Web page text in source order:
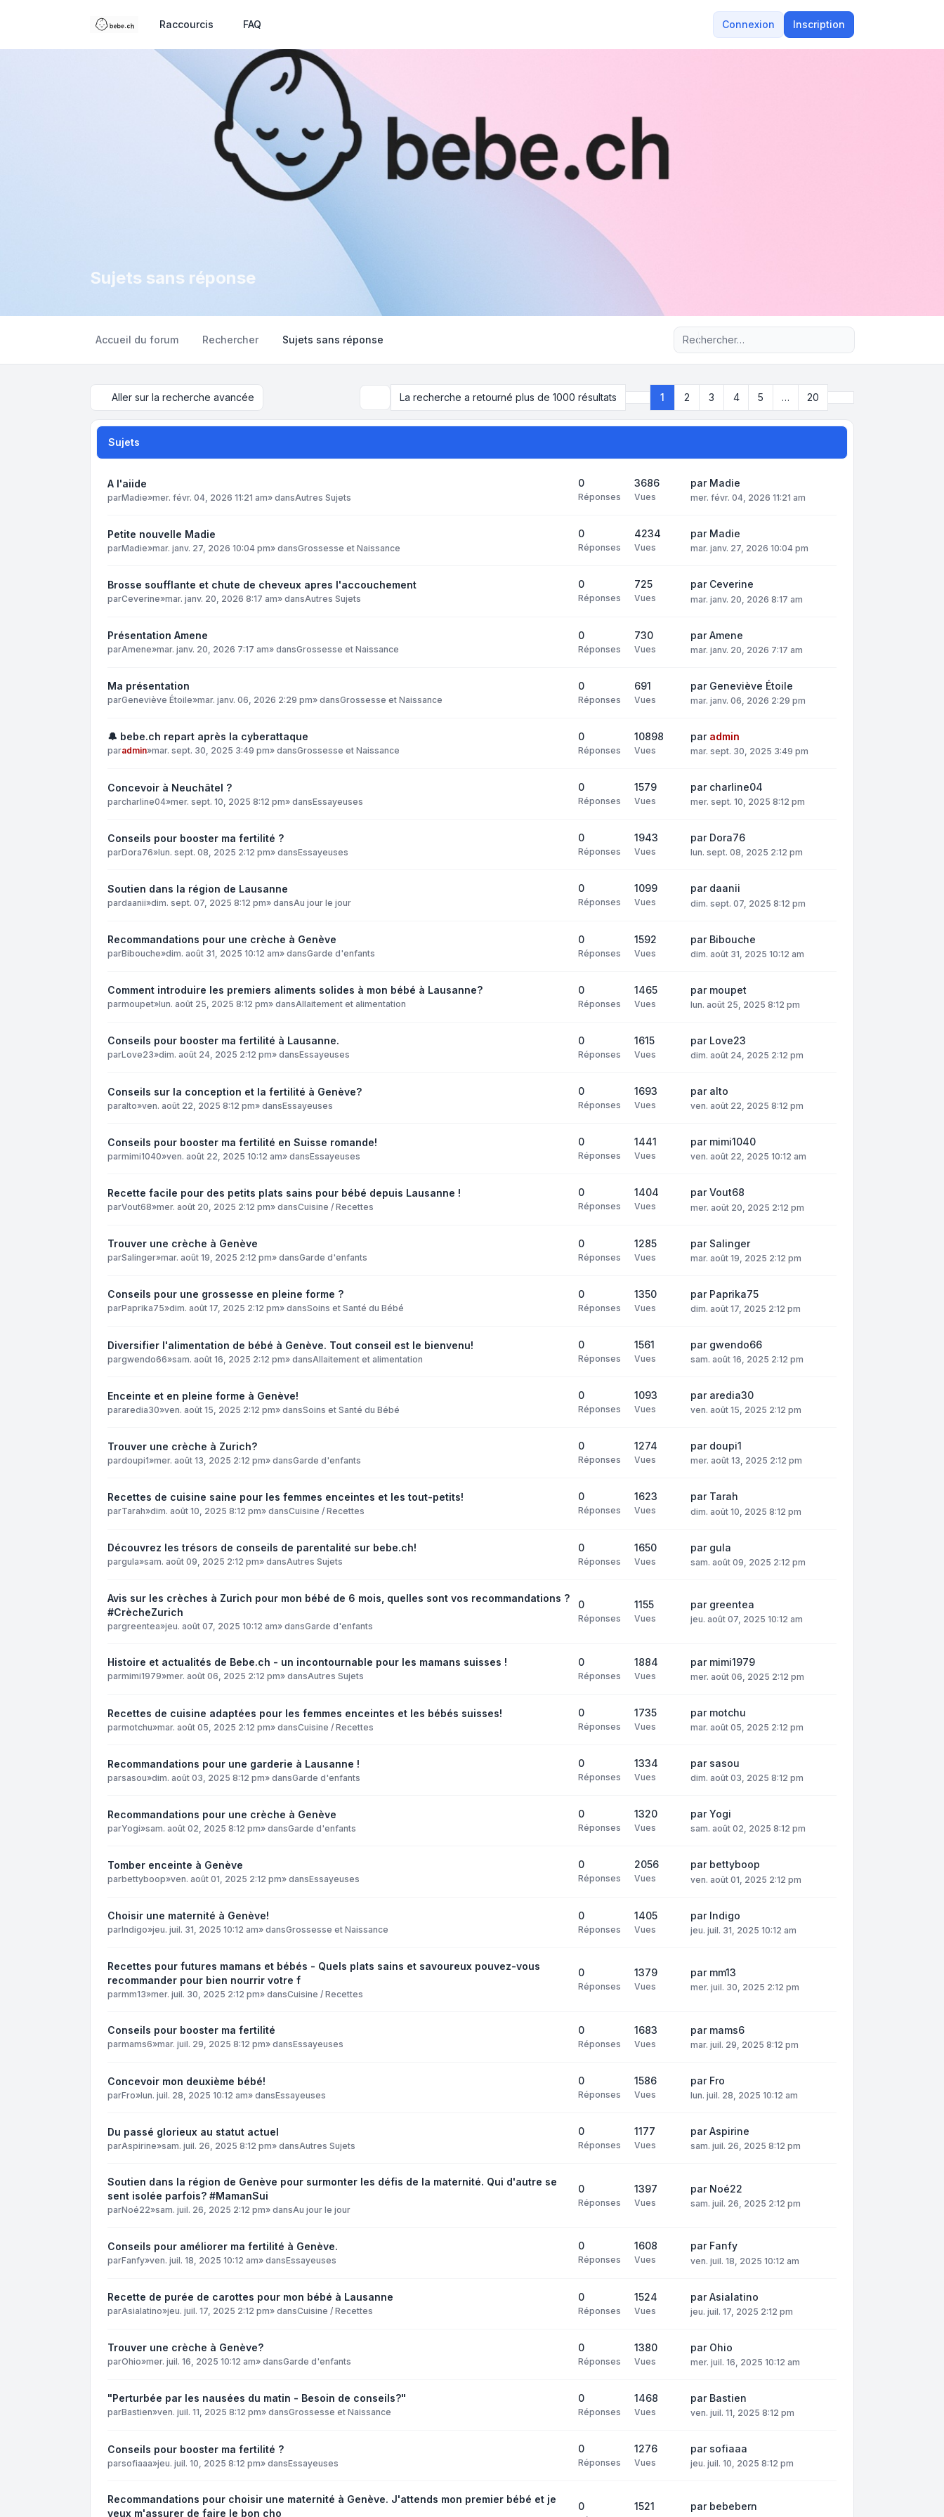
Raccourcis FAQ Connexion Inscription
Sujets sans réponse
Accueil du forum Rechercher Sujets sans réponse Recherche avancée
Aller sur la recherche avancée RechercherLa recherche a retourné plus de 1000 résultats Page 1 sur20
1 2 3 4 5 … 20
Sujets
A l'aiide
parMadie»mer. févr. 04, 2026 11:21 am» dansAutres Sujets
0
Réponses
3686
Vues
par Madie
mer. févr. 04, 2026 11:21 am
Petite nouvelle Madie
parMadie»mar. janv. 27, 2026 10:04 pm» dansGrossesse et Naissance
0
Réponses
4234
Vues
par Madie
mar. janv. 27, 2026 10:04 pm
Brosse soufflante et chute de cheveux apres l'accouchement
parCeverine»mar. janv. 20, 2026 8:17 am» dansAutres Sujets
0
Réponses
725
Vues
par Ceverine
mar. janv. 20, 2026 8:17 am
Présentation Amene
parAmene»mar. janv. 20, 2026 7:17 am» dansGrossesse et Naissance
0
Réponses
730
Vues
parAmene
mar. janv. 20, 2026 7:17 am
Ma présentation
parGeneviève Étoile»mar. janv. 06, 2026 2:29 pm» dansGrossesse et Naissance
0
Réponses
691
Vues
par Geneviève Étoile
mar. janv. 06, 2026 2:29 pm
🔔 bebe.ch repart après la cyberattaque
paradmin»mar. sept. 30, 2025 3:49 pm» dansGrossesse et Naissance
0
Réponses
10898
Vues
par admin
mar. sept. 30, 2025 3:49 pm
Concevoir à Neuchâtel ?
parcharline04»mer. sept. 10, 2025 8:12 pm» dansEssayeuses
0
Réponses
1579
Vues
par charline04
mer. sept. 10, 2025 8:12 pm
Conseils pour booster ma fertilité ?
parDora76»lun. sept. 08, 2025 2:12 pm» dansEssayeuses
0
Réponses
1943
Vues
par Dora76
lun. sept. 08, 2025 2:12 pm
Soutien dans la région de Lausanne
pardaanii»dim. sept. 07, 2025 8:12 pm» dansAu jour le jour
0
Réponses
1099
Vues
par daanii
dim. sept. 07, 2025 8:12 pm
Recommandations pour une crèche à Genève
parBibouche»dim. août 31, 2025 10:12 am» dansGarde d'enfants
0
Réponses
1592
Vues
par Bibouche
dim. août 31, 2025 10:12 am
Comment introduire les premiers aliments solides à mon bébé à Lausanne?
parmoupet»lun. août 25, 2025 8:12 pm» dansAllaitement et alimentation
0
Réponses
1465
Vues
par moupet
lun. août 25, 2025 8:12 pm
Conseils pour booster ma fertilité à Lausanne.
parLove23»dim. août 24, 2025 2:12 pm» dansEssayeuses
0
Réponses
1615
Vues
par Love23
dim. août 24, 2025 2:12 pm
Conseils sur la conception et la fertilité à Genève?
paralto»ven. août 22, 2025 8:12 pm» dansEssayeuses
0
Réponses
1693
Vues
par alto
ven. août 22, 2025 8:12 pm
Conseils pour booster ma fertilité en Suisse romande!
parmimi1040»ven. août 22, 2025 10:12 am» dansEssayeuses
0
Réponses
1441
Vues
par mimi1040
ven. août 22, 2025 10:12 am
Recette facile pour des petits plats sains pour bébé depuis Lausanne !
parVout68»mer. août 20, 2025 2:12 pm» dansCuisine / Recettes
0
Réponses
1404
Vues
parVout68
mer. août 20, 2025 2:12 pm
Trouver une crèche à Genève
parSalinger»mar. août 19, 2025 2:12 pm» dansGarde d'enfants
0
Réponses
1285
Vues
par Salinger
mar. août 19, 2025 2:12 pm
Conseils pour une grossesse en pleine forme ?
parPaprika75»dim. août 17, 2025 2:12 pm» dansSoins et Santé du Bébé
0
Réponses
1350
Vues
par Paprika75
dim. août 17, 2025 2:12 pm
Diversifier l'alimentation de bébé à Genève. Tout conseil est le bienvenu!
pargwendo66»sam. août 16, 2025 2:12 pm» dansAllaitement et alimentation
0
Réponses
1561
Vues
par gwendo66
sam. août 16, 2025 2:12 pm
Enceinte et en pleine forme à Genève!
pararedia30»ven. août 15, 2025 2:12 pm» dansSoins et Santé du Bébé
0
Réponses
1093
Vues
par aredia30
ven. août 15, 2025 2:12 pm
Trouver une crèche à Zurich?
pardoupi1»mer. août 13, 2025 2:12 pm» dansGarde d'enfants
0
Réponses
1274
Vues
par doupi1
mer. août 13, 2025 2:12 pm
Recettes de cuisine saine pour les femmes enceintes et les tout-petits!
parTarah»dim. août 10, 2025 8:12 pm» dansCuisine / Recettes
0
Réponses
1623
Vues
par Tarah
dim. août 10, 2025 8:12 pm
Découvrez les trésors de conseils de parentalité sur bebe.ch!
pargula»sam. août 09, 2025 2:12 pm» dansAutres Sujets
0
Réponses
1650
Vues
par gula
sam. août 09, 2025 2:12 pm
Avis sur les crèches à Zurich pour mon bébé de 6 mois, quelles sont vos recommandations ?
#CrècheZurich
pargreentea»jeu. août 07, 2025 10:12 am» dansGarde d'enfants
0
Réponses
1155
Vues
par greentea
jeu. août 07, 2025 10:12 am
Histoire et actualités de Bebe.ch - un incontournable pour les mamans suisses !
parmimi1979»mer. août 06, 2025 2:12 pm» dansAutres Sujets
0
Réponses
1884
Vues
par mimi1979
mer. août 06, 2025 2:12 pm
Recettes de cuisine adaptées pour les femmes enceintes et les bébés suisses!
parmotchu»mar. août 05, 2025 2:12 pm» dansCuisine / Recettes
0
Réponses
1735
Vues
par motchu
mar. août 05, 2025 2:12 pm
Recommandations pour une garderie à Lausanne !
parsasou»dim. août 03, 2025 8:12 pm» dansGarde d'enfants
0
Réponses
1334
Vues
par sasou
dim. août 03, 2025 8:12 pm
Recommandations pour une crèche à Genève
parYogi»sam. août 02, 2025 8:12 pm» dansGarde d'enfants
0
Réponses
1320
Vues
parYogi
sam. août 02, 2025 8:12 pm
Tomber enceinte à Genève
parbettyboop»ven. août 01, 2025 2:12 pm» dansEssayeuses
0
Réponses
2056
Vues
par bettyboop
ven. août 01, 2025 2:12 pm
Choisir une maternité à Genève!
parIndigo»jeu. juil. 31, 2025 10:12 am» dansGrossesse et Naissance
0
Réponses
1405
Vues
par Indigo
jeu. juil. 31, 2025 10:12 am
Recettes pour futures mamans et bébés - Quels plats sains et savoureux pouvez-vous
recommander pour bien nourrir votre f
parmm13»mer. juil. 30, 2025 2:12 pm» dansCuisine / Recettes
0
Réponses
1379
Vues
par mm13
mer. juil. 30, 2025 2:12 pm
Conseils pour booster ma fertilité
parmams6»mar. juil. 29, 2025 8:12 pm» dansEssayeuses
0
Réponses
1683
Vues
par mams6
mar. juil. 29, 2025 8:12 pm
Concevoir mon deuxième bébé!
parFro»lun. juil. 28, 2025 10:12 am» dansEssayeuses
0
Réponses
1586
Vues
par Fro
lun. juil. 28, 2025 10:12 am
Du passé glorieux au statut actuel
parAspirine»sam. juil. 26, 2025 8:12 pm» dansAutres Sujets
0
Réponses
1177
Vues
parAspirine
sam. juil. 26, 2025 8:12 pm
Soutien dans la région de Genève pour surmonter les défis de la maternité. Qui d'autre se
sent isolée parfois? #MamanSui
parNoé22»sam. juil. 26, 2025 2:12 pm» dansAu jour le jour
0
Réponses
1397
Vues
par Noé22
sam. juil. 26, 2025 2:12 pm
Conseils pour améliorer ma fertilité à Genève.
parFanfy»ven. juil. 18, 2025 10:12 am» dansEssayeuses
0
Réponses
1608
Vues
par Fanfy
ven. juil. 18, 2025 10:12 am
Recette de purée de carottes pour mon bébé à Lausanne
parAsialatino»jeu. juil. 17, 2025 2:12 pm» dansCuisine / Recettes
0
Réponses
1524
Vues
parAsialatino
jeu. juil. 17, 2025 2:12 pm
Trouver une crèche à Genève?
parOhio»mer. juil. 16, 2025 10:12 am» dansGarde d'enfants
0
Réponses
1380
Vues
par Ohio
mer. juil. 16, 2025 10:12 am
"Perturbée par les nausées du matin - Besoin de conseils?"
parBastien»ven. juil. 11, 2025 8:12 pm» dansGrossesse et Naissance
0
Réponses
1468
Vues
par Bastien
ven. juil. 11, 2025 8:12 pm
Conseils pour booster ma fertilité ?
parsofiaaa»jeu. juil. 10, 2025 8:12 pm» dansEssayeuses
0
Réponses
1276
Vues
par sofiaaa
jeu. juil. 10, 2025 8:12 pm
Recommandations pour choisir une maternité à Genève. J'attends mon premier bébé et je
veux m'assurer de faire le bon cho
0 1521 par bebebern